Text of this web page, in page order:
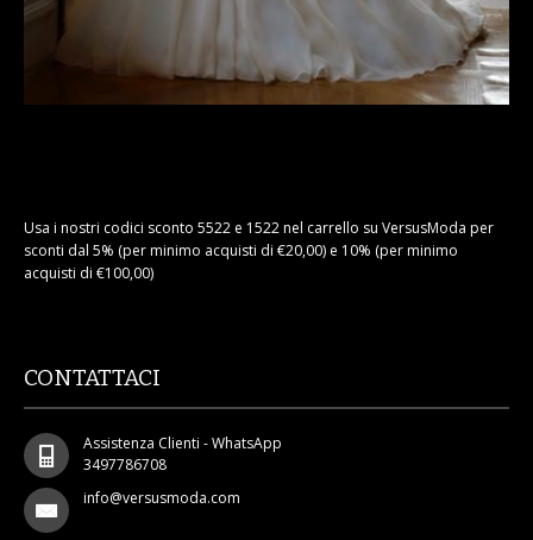
Usa i nostri codici sconto 5522 e 1522 nel carrello su VersusModa per
sconti dal 5% (per minimo acquisti di €20,00) e 10% (per minimo
acquisti di €100,00)
CONTATTACI
Assistenza Clienti - WhatsApp
3497786708
info@versusmoda.com